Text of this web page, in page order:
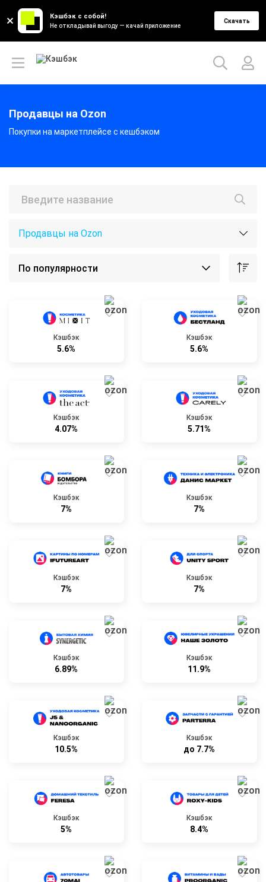
Кэшбэк с собой!
Не откладывай выгоду — качай приложение
Скачать
Продавцы на Ozon
Покупки на маркетплейсе с кешбэком
Продавцы на Ozon
Кэшбэк
5.6%
Кэшбэк
5.6%
Кэшбэк
4.07%
Кэшбэк
5.71%
Кэшбэк
7%
Кэшбэк
7%
Кэшбэк
7%
Кэшбэк
7%
Кэшбэк
6.89%
Кэшбэк
11.9%
Кэшбэк
10.5%
Кэшбэк
до 7.7%
Кэшбэк
5%
Кэшбэк
8.4%